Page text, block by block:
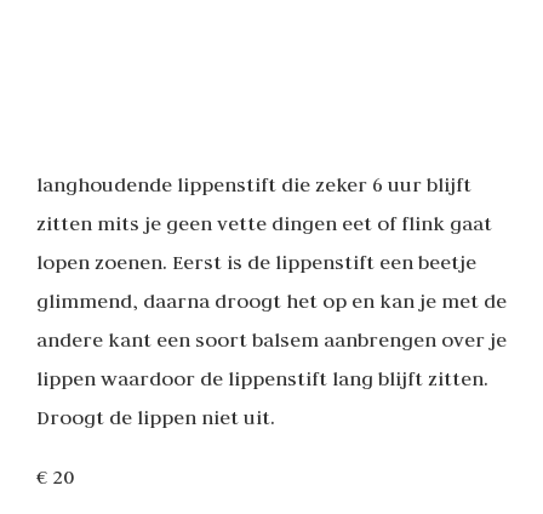
langhoudende lippenstift die zeker 6 uur blijft
zitten mits je geen vette dingen eet of flink gaat
lopen zoenen. Eerst is de lippenstift een beetje
glimmend, daarna droogt het op en kan je met de
andere kant een soort balsem aanbrengen over je
lippen waardoor de lippenstift lang blijft zitten.
Droogt de lippen niet uit.
€ 20